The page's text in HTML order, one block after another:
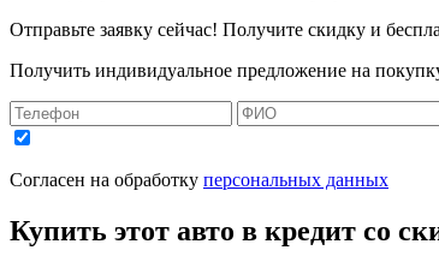
Отправьте заявку сейчас! Получите скидку и
Получить индивидуальное предложение на
Согласен на обработку персональных данных
Купить этот авто в кредит со